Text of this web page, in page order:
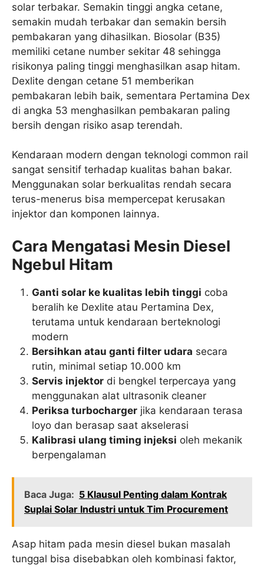
solar terbakar. Semakin tinggi angka cetane,
semakin mudah terbakar dan semakin bersih
pembakaran yang dihasilkan. Biosolar (B35)
memiliki cetane number sekitar 48 sehingga
risikonya paling tinggi menghasilkan asap hitam.
Dexlite dengan cetane 51 memberikan
pembakaran lebih baik, sementara Pertamina Dex
di angka 53 menghasilkan pembakaran paling
bersih dengan risiko asap terendah.
Kendaraan modern dengan teknologi common rail
sangat sensitif terhadap kualitas bahan bakar.
Menggunakan solar berkualitas rendah secara
terus-menerus bisa mempercepat kerusakan
injektor dan komponen lainnya.
Cara Mengatasi Mesin Diesel
Ngebul Hitam
Ganti solar ke kualitas lebih tinggi coba
beralih ke Dexlite atau Pertamina Dex,
terutama untuk kendaraan berteknologi
modern
Bersihkan atau ganti filter udara secara
rutin, minimal setiap 10.000 km
Servis injektor di bengkel terpercaya yang
menggunakan alat ultrasonik cleaner
Periksa turbocharger jika kendaraan terasa
loyo dan berasap saat akselerasi
Kalibrasi ulang timing injeksi oleh mekanik
berpengalaman
Baca Juga: 5 Klausul Penting dalam Kontrak
Suplai Solar Industri untuk Tim Procurement
Asap hitam pada mesin diesel bukan masalah
tunggal bisa disebabkan oleh kombinasi faktor,